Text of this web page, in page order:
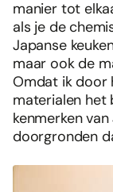
manier tot
als je de
Japanse
maar ook de
Omdat ik door
materialen het
kenmerken
doorgronden